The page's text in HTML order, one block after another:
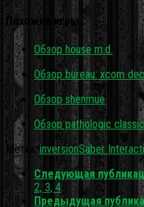
Похожие игры…
Обзор house m.d.
Обзор bureau: xcom
Обзор shenmue
Обзор pathologic
Метки: inversionSaber
Следующая
2, 3, 4
Предыдущая